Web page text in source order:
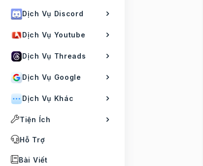
Dịch Vụ Discord
Dịch Vụ Youtube
Dịch Vụ Threads
Dịch Vụ Google
Dịch Vụ Khác
Tiện Ích
Hỗ Trợ
Bài Viết